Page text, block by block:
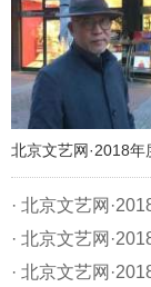
· 北京文艺网
· 北京文艺网
· 北京文艺网